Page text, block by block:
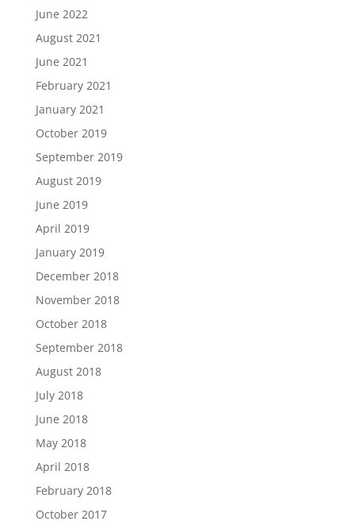
June 2022
August 2021
June 2021
February 2021
January 2021
October 2019
September 2019
August 2019
June 2019
April 2019
January 2019
December 2018
November 2018
October 2018
September 2018
August 2018
July 2018
June 2018
May 2018
April 2018
February 2018
October 2017